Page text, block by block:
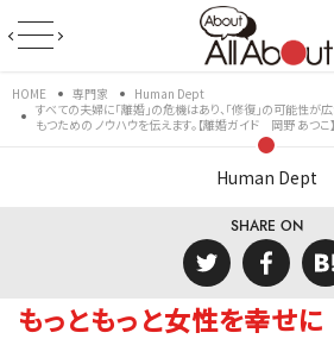
HOME 専門家
Human Dept
すべての夫婦に「離婚」の危機はあり、「修復」の可能性が
もつための ノウハウを伝えます。【離婚ガイド 岡野 あつこ】
Human Dept
SHARE ON
もっともっと女性を幸せに